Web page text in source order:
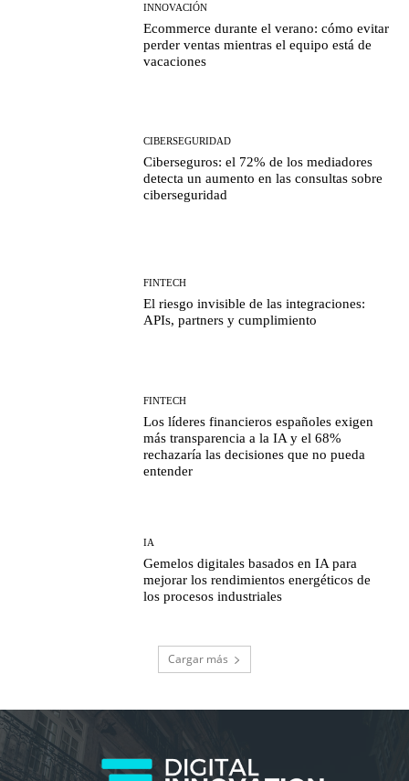
INNOVACIÓN
Ecommerce durante el verano: cómo evitar
perder ventas mientras el equipo está de
vacaciones
CIBERSEGURIDAD
Ciberseguros: el 72% de los mediadores
detecta un aumento en las consultas sobre
ciberseguridad
FINTECH
El riesgo invisible de las integraciones:
APIs, partners y cumplimiento
FINTECH
Los líderes financieros españoles exigen
más transparencia a la IA y el 68%
rechazaría las decisiones que no pueda
entender
IA
Gemelos digitales basados en IA para
mejorar los rendimientos energéticos de
los procesos industriales
Cargar más